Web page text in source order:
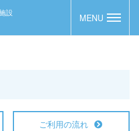
設 MENU
ご利用の流れ